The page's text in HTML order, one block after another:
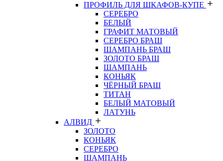
ПРОФИЛЬ ДЛЯ ШКАФОВ-КУПЕ
СЕРЕБРО
БЕЛЫЙ
ГРАФИТ МАТОВЫЙ
СЕРЕБРО БРАШ
ШАМПАНЬ БРАШ
ЗОЛОТО БРАШ
ШАМПАНЬ
КОНЬЯК
ЧЁРНЫЙ БРАШ
ТИТАН
БЕЛЫЙ МАТОВЫЙ
ЛАТУНЬ
АЛВИД
ЗОЛОТО
КОНЬЯК
СЕРЕБРО
ШАМПАНЬ